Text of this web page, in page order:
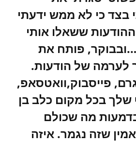
בצד כי לא ממש ידעתי
ששאלו אותי
פותח את
לערמה של הודעות.
פייסבוק,וואטסאפ,
שלך בכל מקום כלב בן
מה שכולם
שזה נגמר. איזה